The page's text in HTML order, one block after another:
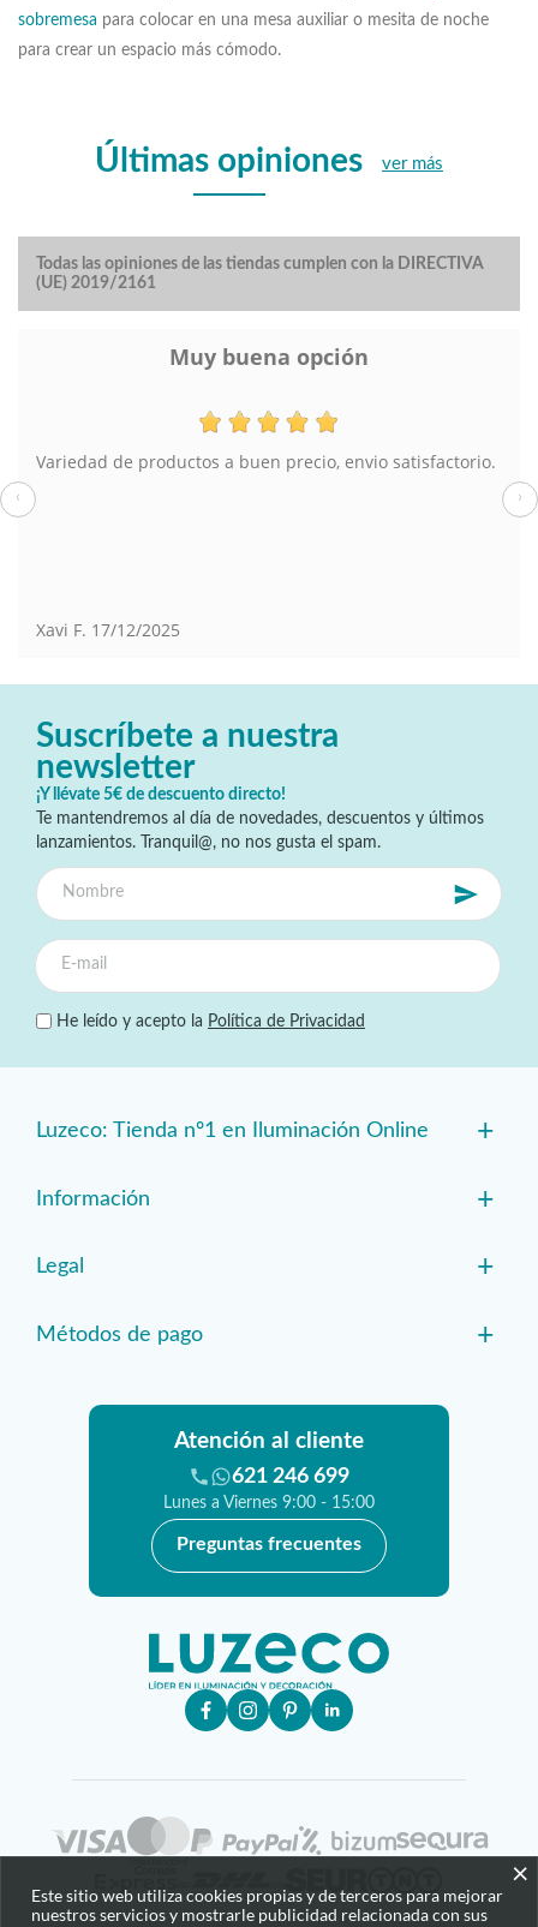
sobremesa para colocar en una mesa auxiliar o mesita de noche
para crear un espacio más cómodo.
Últimas opiniones ver más
Todas las opiniones de las tiendas cumplen con la DIRECTIVA
(UE) 2019/2161
Muy buena opción
Variedad de productos a buen precio, envio satisfactorio.
Xavi F. 17/12/2025
‹ ›
Suscríbete a nuestra
newsletter
¡Y llévate 5€ de descuento directo!
Te mantendremos al día de novedades, descuentos y últimos
lanzamientos. Tranquil@, no nos gusta el spam.
He leído y acepto la Política de Privacidad
Luzeco: Tienda nº1 en Iluminación Online +
Información +
Legal +
Métodos de pago +
Atención al cliente
621 246 699
Lunes a Viernes 9:00 - 15:00
Preguntas frecuentes
×
Este sitio web utiliza cookies propias y de terceros para mejorar
nuestros servicios y mostrarle publicidad relacionada con sus